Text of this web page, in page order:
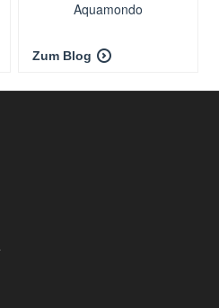
Aquamondo
Zum Blog